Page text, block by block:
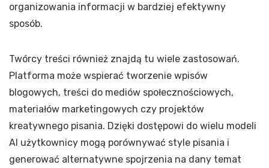
organizowania informacji w bardziej efektywny
sposób.
Twórcy treści również znajdą tu wiele zastosowań.
Platforma może wspierać tworzenie wpisów
blogowych, treści do mediów społecznościowych,
materiałów marketingowych czy projektów
kreatywnego pisania. Dzięki dostępowi do wielu modeli
AI użytkownicy mogą porównywać style pisania i
generować alternatywne spojrzenia na dany temat